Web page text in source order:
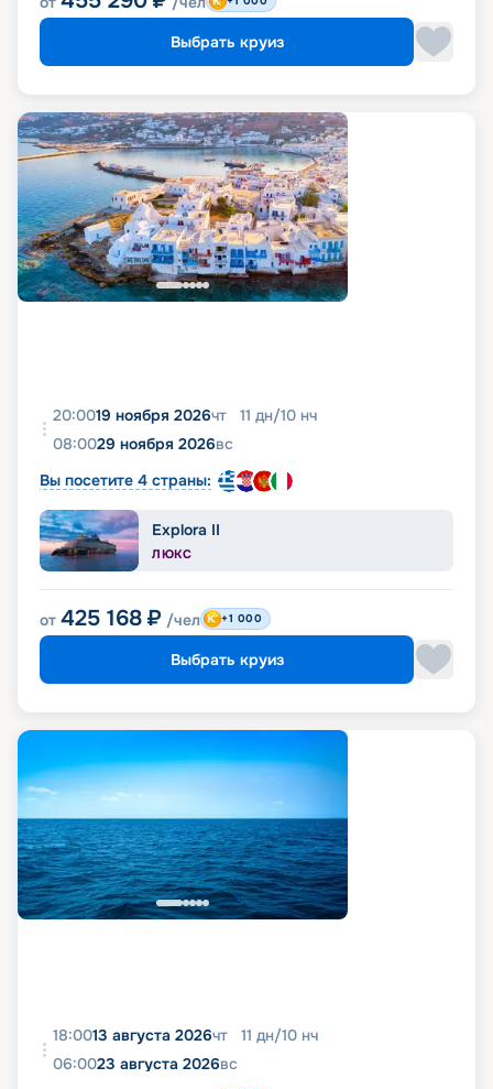
Выбрать круиз
20:0019 ноября 2026чт 11 дн/10 нч
08:0029 ноября 2026вс
Вы посетите 4 страны:
Explora II
ЛЮКС
от 425 168 ₽ /чел +1 000
Выбрать круиз
18:0013 августа 2026чт 11 дн/10 нч
06:0023 августа 2026вс